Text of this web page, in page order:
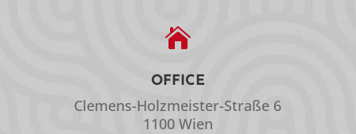

OFFICE
Clemens-Holzmeister-Straße 6
1100 Wien